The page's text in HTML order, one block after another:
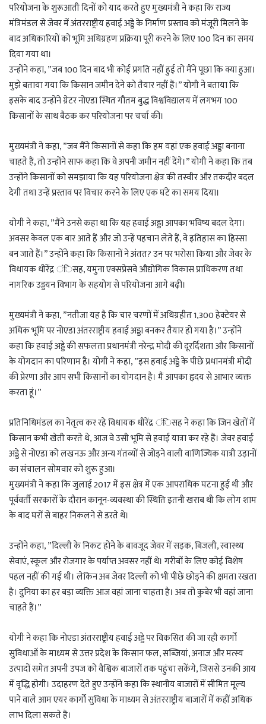
परियोजना के शुरूआती दिनों को याद करते हुए मुख्यमंत्री ने कहा कि राज्य
मंत्रिमंडल से जेवर में अंतरराष्ट्रीय हवाई अड्डे के निर्माण प्रस्ताव को मंजूरी मिलने के
बाद अधिकारियों को भूमि अधिग्रहण प्रक्रिया पूरी करने के लिए 100 दिन का समय
दिया गया था।
उन्होंने कहा, ”जब 100 दिन बाद भी कोई प्रगति नहीं हुई तो मैंने पूछा कि क्या हुआ।
मुझे बताया गया कि किसान जमीन देने को तैयार नहीं हैं।” योगी ने बताया कि
इसके बाद उन्होंने ग्रेटर नोएडा स्थित गौतम बुद्ध विश्वविद्यालय में लगभग 100
किसानों के साथ बैठक कर परियोजना पर चर्चा की।
मुख्यमंत्री ने कहा, ”जब मैंने किसानों से कहा कि हम यहां एक हवाई अड्डा बनाना
चाहते हैं, तो उन्होंने साफ कहा कि वे अपनी जमीन नहीं देंगे।” योगी ने कहा कि तब
उन्होंने किसानों को समझाया कि यह परियोजना क्षेत्र की तस्वीर और तकदीर बदल
देगी तथा उन्हें प्रस्ताव पर विचार करने के लिए एक घंटे का समय दिया।
योगी ने कहा, ”मैंने उनसे कहा था कि यह हवाई अड्डा आपका भविष्य बदल देगा।
अवसर केवल एक बार आते हैं और जो उन्हें पहचान लेते हैं, वे इतिहास का हिस्सा
बन जाते हैं।” उन्होंने कहा कि किसानों ने अंतत? उन पर भरोसा किया और जेवर के
विधायक धीरेंद्र ंिसह, यमुना एक्सप्रेसवे औद्योगिक विकास प्राधिकरण तथा
नागरिक उड्डयन विभाग के सहयोग से परियोजना आगे बढ़ी।
मुख्यमंत्री ने कहा, ”नतीजा यह है कि चार चरणों में अधिग्रहीत 1,300 हेक्टेयर से
अधिक भूमि पर नोएडा अंतरराष्ट्रीय हवाई अड्डा बनकर तैयार हो गया है।” उन्होंने
कहा कि हवाई अड्डे की सफलता प्रधानमंत्री नरेन्द्र मोदी की दूरर्दिशता और किसानों
के योगदान का परिणाम है। योगी ने कहा, ”इस हवाई अड्डे के पीछे प्रधानमंत्री मोदी
की प्रेरणा और आप सभी किसानों का योगदान है। मैं आपका हृदय से आभार व्यक्त
करता हूं।”
प्रतिनिधिमंडल का नेतृत्व कर रहे विधायक धीरेंद्र ंिसह ने कहा कि जिन खेतों में
किसान कभी खेती करते थे, आज वे उसी भूमि से हवाई यात्रा कर रहे हैं। जेवर हवाई
अड्डे से नोएडा को लखनऊ और अन्य गंतव्यों से जोड़ने वाली वाणिज्यिक यात्री उड़ानों
का संचालन सोमवार को शुरू हुआ।
मुख्यमंत्री ने कहा कि जुलाई 2017 में इस क्षेत्र में एक आपराधिक घटना हुई थी और
पूर्ववर्ती सरकारों के दौरान कानून-व्यवस्था की स्थिति इतनी खराब थी कि लोग शाम
के बाद घरों से बाहर निकलने से डरते थे।
उन्होंने कहा, ”दिल्ली के निकट होने के बावजूद जेवर में सड़क, बिजली, स्वास्थ्य
सेवाएं, स्कूल और रोजगार के पर्याप्त अवसर नहीं थे। गरीबों के लिए कोई विशेष
पहल नहीं की गई थी। लेकिन अब जेवर दिल्ली को भी पीछे छोड़ने की क्षमता रखता
है। दुनिया का हर बड़ा व्यक्ति आज वहां जाना चाहता है। अब तो कुबेर भी वहां जाना
चाहते हैं।”
योगी ने कहा कि नोएडा अंतरराष्ट्रीय हवाई अड्डे पर विकसित की जा रही कार्गो
सुविधाओं के माध्यम से उत्तर प्रदेश के किसान फल, सब्जियां, अनाज और मत्स्य
उत्पादों समेत अपनी उपज को वैश्विक बाजारों तक पहुंचा सकेंगे, जिससे उनकी आय
में वृद्धि होगी। उदाहरण देते हुए उन्होंने कहा कि स्थानीय बाजारों में सीमित मूल्य
पाने वाले आम एयर कार्गो सुविधा के माध्यम से अंतरराष्ट्रीय बाजारों में कहीं अधिक
लाभ दिला सकते हैं।